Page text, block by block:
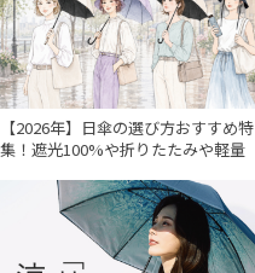
【2026年】日傘の選び方おすすめ特
集！遮光100%や折りたたみや軽量